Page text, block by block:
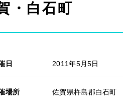
・白石町
日 2011年5月5日
場所 佐賀県杵島郡白石町